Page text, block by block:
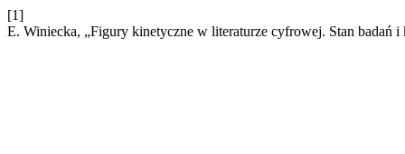
[1]
E. Winiecka, „Figury kinetyczne w literaturze cyfrowej. Stan badań